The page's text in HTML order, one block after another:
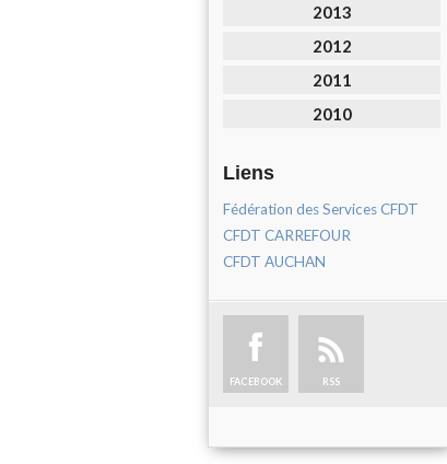
2013
2012
2011
2010
Liens
Fédération des Services CFDT
CFDT CARREFOUR
CFDT AUCHAN
FACEBOOK RSS